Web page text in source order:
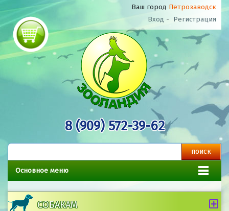
Ваш город Петрозаводск
Вход - Регистрация
8 (909) 572-39-62
Основное меню
СОБАКАМ